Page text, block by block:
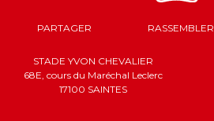
PARTAGER RASSEMBLER
STADE YVON CHEVALIER
68E, cours du Maréchal Leclerc
17100 SAINTES